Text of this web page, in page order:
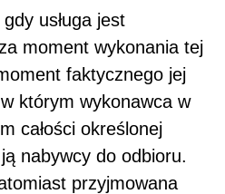
usługa jest
za moment wykonania tej
faktycznego jej
którym wykonawca w
całości określonej
ją nabywcy do odbioru.
przyjmowana